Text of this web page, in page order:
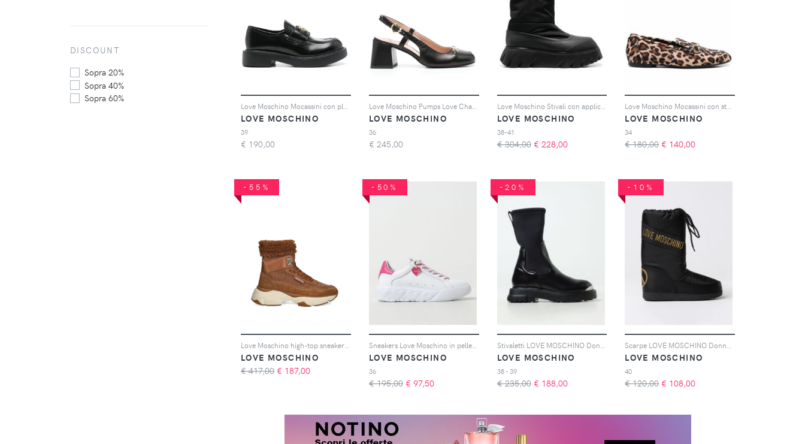
LOVE MOSCHINO
39
€ 190,00
Love Moschino Pumps Love Chain 70mm - Nero
LOVE MOSCHINO
36
€ 245,00
Love Moschino Stivali con applicazione - Nero
LOVE MOSCHINO
38-41
€ 304,00 € 228,00
LOVE MOSCHINO
34
€ 180,00 € 140,00
-55%
LOVE MOSCHINO
€ 417,00 € 187,00
-50%
Sneakers Love Moschino in pelle con charm
LOVE MOSCHINO
36
€ 195,00 € 97,50
-20%
LOVE MOSCHINO
38 - 39
€ 235,00 € 188,00
-10%
LOVE MOSCHINO
40
€ 120,00 € 108,00
DISCOUNT
Sopra 20%
Sopra 40%
Sopra 60%